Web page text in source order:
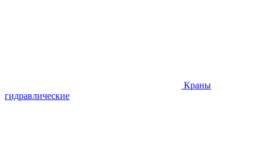
Краны
гидравлические